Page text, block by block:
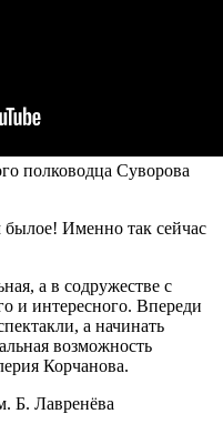
полководца Суворова
Именно так сейчас
а в содружестве с
и интересного. Впереди
а начинать
возможность
Корчанова.
Б. Лавренёва